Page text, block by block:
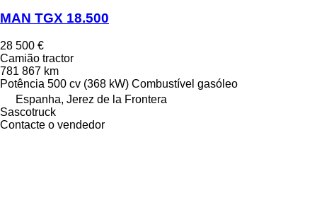
MAN TGX 18.500
28 500 €
Camião tractor
781 867 km
Potência 500 cv (368 kW) Combustível gasóleo
Espanha, Jerez de la Frontera
Sascotruck
Contacte o vendedor